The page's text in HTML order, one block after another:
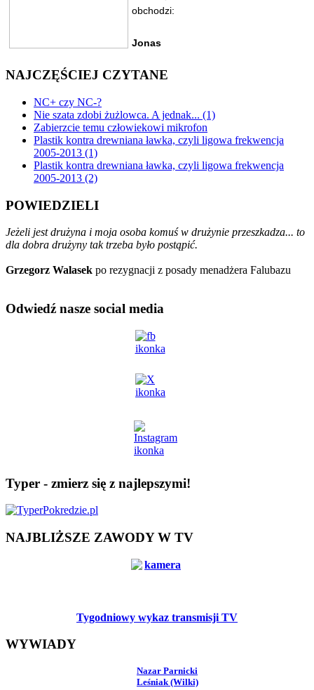
NAJCZĘŚCIEJ CZYTANE
NC+ czy NC-?
Nie szata zdobi żużlowca. A jednak... (1)
Zabierzcie temu człowiekowi mikrofon
Plastik kontra drewniana ławka, czyli ligowa frekwencja
2005-2013 (1)
Plastik kontra drewniana ławka, czyli ligowa frekwencja
2005-2013 (2)
POWIEDZIELI
Jeżeli jest drużyna i moja osoba komuś w drużynie przeszkadza... to
dla dobra drużyny tak trzeba było postąpić.
Grzegorz Walasek po rezygnacji z posady menadżera Falubazu
Odwiedź nasze social media
Typer - zmierz się z najlepszymi!
NAJBLIŻSZE ZAWODY W TV
Tygodniowy wykaz transmisji TV
WYWIADY
Nazar Parnicki
Leśniak (Wilki)